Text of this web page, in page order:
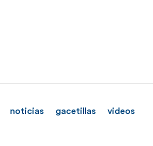
noticias gacetillas videos